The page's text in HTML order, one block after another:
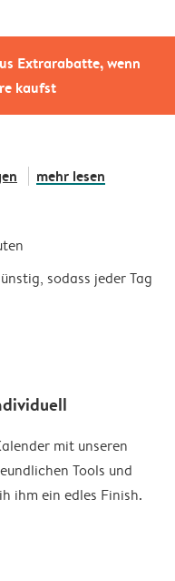
Extrarabatte, wenn
kaufst
mehr lesen
sodass jeder Tag
mit unseren
Tools und
ihm ein edles Finish.